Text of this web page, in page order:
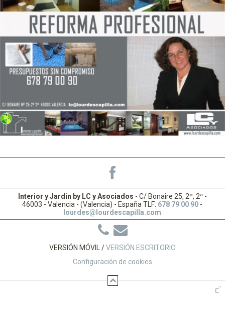
Interior y Jardin by LC y Asociados - C/ Bonaire 25, 2º, 2ª -
46003 - Valencia - (Valencia) - España TLF: 678 79 00 90 -
lourdes@lourdescapilla.com
VERSIÓN MÓVIL /VERSIÓN ESCRITORIO
Configuración de cookies